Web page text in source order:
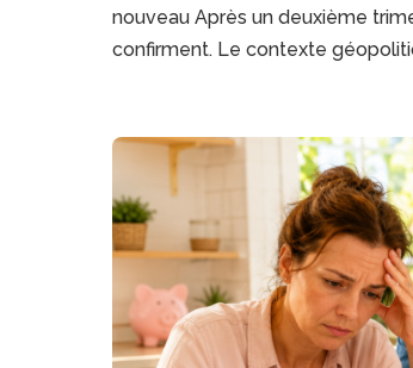
nouveau Après un deuxième
confirment. Le contexte